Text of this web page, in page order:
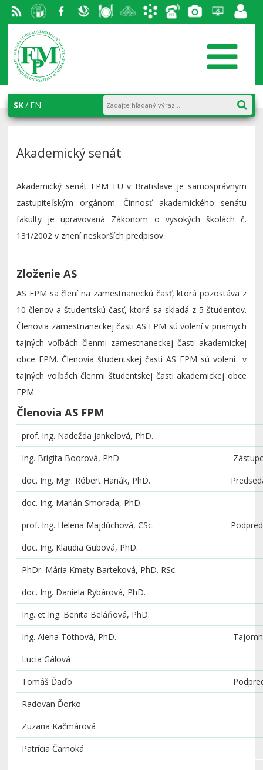
RSS EU v
Bratislave
Facebook
AiS2
portál
SK EN
Akademický senát
Akademický senát FPM EU v Bratislave je samosprávnym
zastupiteľským orgánom. Činnosť akademického senátu
fakulty je upravovaná Zákonom o vysokých školách č.
131/2002 v znení neskorších predpisov.
Zloženie AS
AS FPM sa člení na zamestnaneckú časť, ktorá pozostáva z
10 členov a študentskú časť, ktorá sa skladá z 5 študentov.
Členovia zamestnaneckej časti AS FPM sú volení v priamych
tajných voľbách členmi zamestnaneckej časti akademickej
obce FPM. Členovia študentskej časti AS FPM sú volení v
tajných voľbách členmi študentskej časti akademickej obce
FPM.
Členovia AS FPM
prof. Ing. Nadežda Jankelová, PhD.
Ing. Brigita Boorová, PhD.
doc. Ing. Mgr. Róbert Hanák, PhD.
doc. Ing. Marián Smorada, PhD.
prof. Ing. Helena Majdúchová, CSc.
doc. Ing. Klaudia Gubová, PhD.
PhDr. Mária Kmety Barteková, PhD. RSc.
doc. Ing. Daniela Rybárová, PhD.
Ing. et Ing. Benita Beláňová, PhD.
Ing. Alena Tóthová, PhD.
Lucia Gálová
Tomáš Ďaďo
Radovan Ďorko
Zuzana Kačmárová
Patrícia Čarnoká